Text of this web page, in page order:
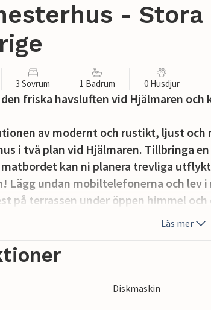
- Stora
3 Sovrum 1 Badrum 0 Husdjur
friska havsluften vid Hjälmaren och
av modernt och rustikt, ljust och
i två plan vid Hjälmaren. Tillbringa
matbordet kan ni planera trevliga
Lägg undan mobiltelefonerna och
på terrassen under öppen himmel
avnjutas av alla familjemedlemmar.
ta ditt fiskespö eller hoppa
sjön är full av små charmiga öar,
Läs mer
Diskmaskin